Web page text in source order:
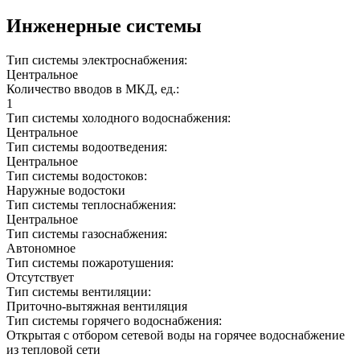
Инженерные системы
Тип системы электроснабжения:
Центральное
Количество вводов в МКД, ед.:
1
Тип системы холодного водоснабжения:
Центральное
Тип системы водоотведения:
Центральное
Тип системы водостоков:
Наружные водостоки
Тип системы теплоснабжения:
Центральное
Тип системы газоснабжения:
Автономное
Тип системы пожаротушения:
Отсутствует
Тип системы вентиляции:
Приточно-вытяжная вентиляция
Тип системы горячего водоснабжения:
Открытая с отбором сетевой воды на горячее водоснабжение
из тепловой сети